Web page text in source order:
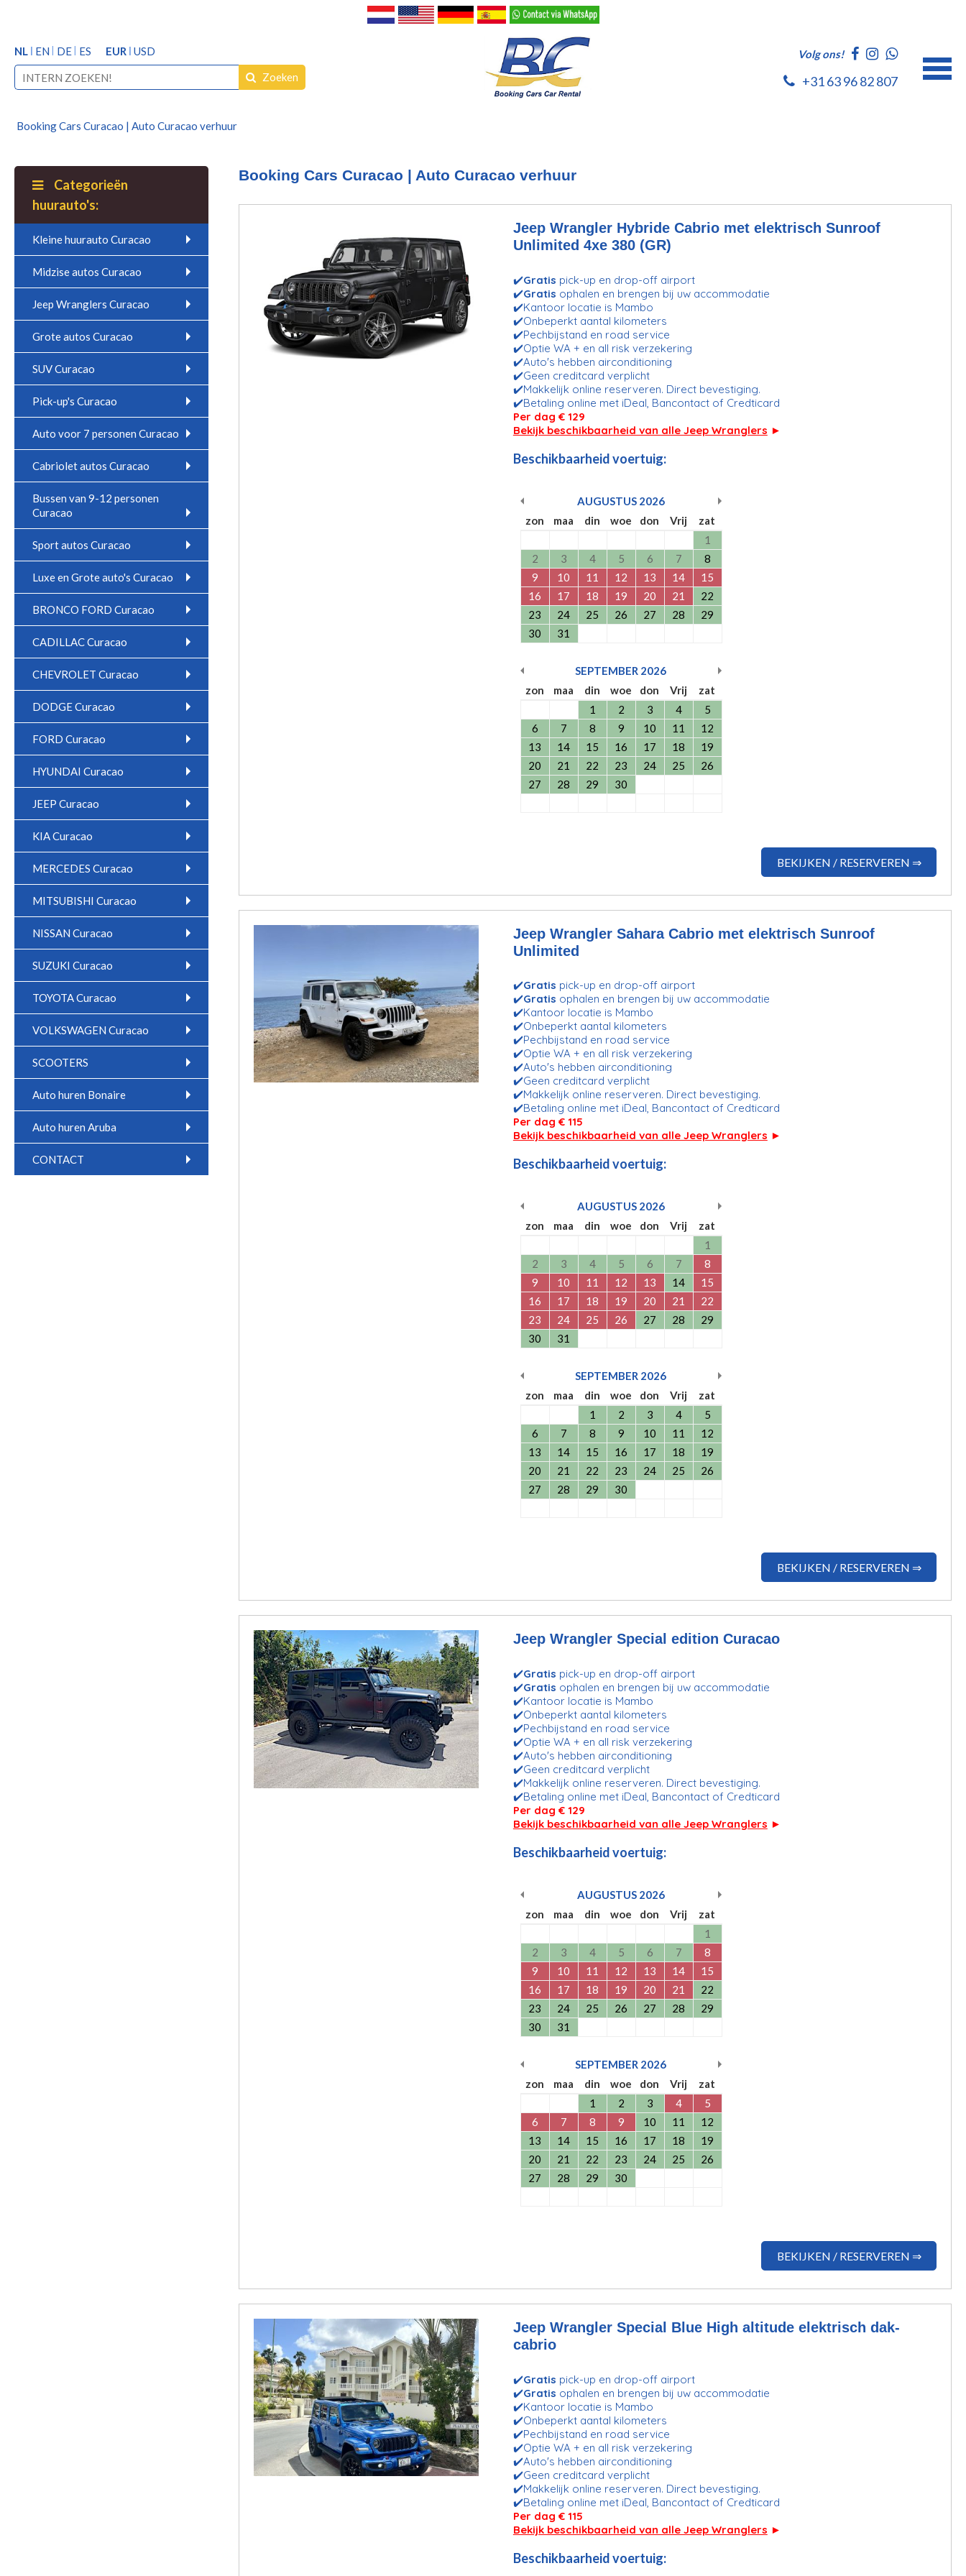
NL EN DE ES EUR USD
Zoeken
Volg ons!
+31 63 96 82 807
Booking Cars Curacao | Auto Curacao verhuur
Categorieën
huurauto's:
Kleine huurauto Curacao
Midzise autos Curacao
Jeep Wranglers Curacao
Grote autos Curacao
SUV Curacao
Pick-up's Curacao
Auto voor 7 personen Curacao
Cabriolet autos Curacao
Bussen van 9-12 personen
Curacao
Sport autos Curacao
Luxe en Grote auto's Curacao
BRONCO FORD Curacao
CADILLAC Curacao
CHEVROLET Curacao
DODGE Curacao
FORD Curacao
HYUNDAI Curacao
JEEP Curacao
KIA Curacao
MERCEDES Curacao
MITSUBISHI Curacao
NISSAN Curacao
SUZUKI Curacao
TOYOTA Curacao
VOLKSWAGEN Curacao
SCOOTERS
Auto huren Bonaire
Auto huren Aruba
CONTACT
Booking Cars Curacao | Auto Curacao verhuur
Jeep Wrangler Hybride Cabrio met elektrisch Sunroof
Unlimited 4xe 380 (GR)
✔️Gratis pick-up en drop-off airport
✔️Gratis ophalen en brengen bij uw accommodatie
✔️Kantoor locatie is Mambo
✔️Onbeperkt aantal kilometers
✔️Pechbijstand en road service
✔️Optie WA + en all risk verzekering
✔️Auto's hebben airconditioning
✔️Geen creditcard verplicht
✔️Makkelijk online reserveren. Direct bevestiging.
✔️Betaling online met iDeal, Bancontact of Credticard
Per dag € 129
Bekijk beschikbaarheid van alle Jeep Wranglers ►
BEKIJKEN / RESERVEREN ⇒
Beschikbaarheid voertuig:
AUGUSTUS 2026
zon
maa din woe don Vrij
zat
1
2
3 4 5 6 7
8
9
10 11 12 13 14
15
16
17 18 19 20 21
22
23
24 25 26 27 28
29
30
31
SEPTEMBER 2026
zon
maa din woe don Vrij
zat
1
2 3 4
5
6
7 8 9 10 11
12
13
14 15 16 17 18
19
20
21 22 23 24 25
26
27
28 29 30
Jeep Wrangler Sahara Cabrio met elektrisch Sunroof
Unlimited
✔️Gratis pick-up en drop-off airport
✔️Gratis ophalen en brengen bij uw accommodatie
✔️Kantoor locatie is Mambo
✔️Onbeperkt aantal kilometers
✔️Pechbijstand en road service
✔️Optie WA + en all risk verzekering
✔️Auto's hebben airconditioning
✔️Geen creditcard verplicht
✔️Makkelijk online reserveren. Direct bevestiging.
✔️Betaling online met iDeal, Bancontact of Credticard
Per dag € 115
Bekijk beschikbaarheid van alle Jeep Wranglers ►
BEKIJKEN / RESERVEREN ⇒
Beschikbaarheid voertuig:
AUGUSTUS 2026
zon
maa din woe don Vrij
zat
1
2
3 4 5 6 7
8
9
10 11 12 13 14
15
16
17 18 19 20 21
22
23
24 25 26 27 28
29
30
31
SEPTEMBER 2026
zon
maa din woe don Vrij
zat
1
2 3 4
5
6
7 8 9 10 11
12
13
14 15 16 17 18
19
20
21 22 23 24 25
26
27
28 29 30
Jeep Wrangler Special edition Curacao
✔️Gratis pick-up en drop-off airport
✔️Gratis ophalen en brengen bij uw accommodatie
✔️Kantoor locatie is Mambo
✔️Onbeperkt aantal kilometers
✔️Pechbijstand en road service
✔️Optie WA + en all risk verzekering
✔️Auto's hebben airconditioning
✔️Geen creditcard verplicht
✔️Makkelijk online reserveren. Direct bevestiging.
✔️Betaling online met iDeal, Bancontact of Credticard
Per dag € 129
Bekijk beschikbaarheid van alle Jeep Wranglers ►
BEKIJKEN / RESERVEREN ⇒
Beschikbaarheid voertuig:
AUGUSTUS 2026
zon
maa din woe don Vrij
zat
1
2
3 4 5 6 7
8
9
10 11 12 13 14
15
16
17 18 19 20 21
22
23
24 25 26 27 28
29
30
31
SEPTEMBER 2026
zon
maa din woe don Vrij
zat
1
2 3 4
5
6
7 8 9 10 11
12
13
14 15 16 17 18
19
20
21 22 23 24 25
26
27
28 29 30
Jeep Wrangler Special Blue High altitude elektrisch dak-
cabrio
✔️Gratis pick-up en drop-off airport
✔️Gratis ophalen en brengen bij uw accommodatie
✔️Kantoor locatie is Mambo
✔️Onbeperkt aantal kilometers
✔️Pechbijstand en road service
✔️Optie WA + en all risk verzekering
✔️Auto's hebben airconditioning
✔️Geen creditcard verplicht
✔️Makkelijk online reserveren. Direct bevestiging.
✔️Betaling online met iDeal, Bancontact of Credticard
Per dag € 115
Bekijk beschikbaarheid van alle Jeep Wranglers ►
Beschikbaarheid voertuig: